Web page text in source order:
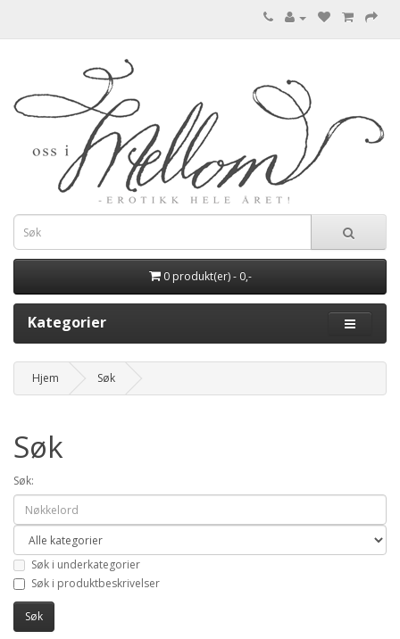
0 produkt(er) - 0,-
Kategorier
Hjem Søk
Søk
Søk:
Søk i underkategorier
Søk i produktbeskrivelser